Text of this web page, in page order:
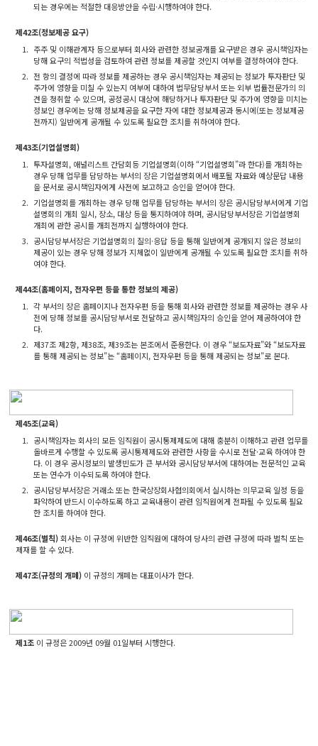
되는 경우에는 적절한 대응방안을 수립·시행하여야 한다.
제42조(정보제공 요구)
1. 주주 및 이해관계자 등으로부터 회사와 관련한 정보공개를 요구받은 경우 공시책임자는
당해 요구의 적법성을 검토하여 관련 정보를 제공할 것인지 여부를 결정하여야 한다.
2. 전 항의 결정에 따라 정보를 제공하는 경우 공시책임자는 제공되는 정보가 투자판단 및
주가에 영향을 미칠 수 있는지 여부에 대하여 법무담당부서 또는 외부 법률전문가의 의
견을 청취할 수 있으며, 공정공시 대상에 해당하거나 투자판단 및 주가에 영향을 미치는
정보인 경우에는 당해 정보제공을 요구한 자에 대한 정보제공과 동시에(또는 정보제공
전까지) 일반에게 공개될 수 있도록 필요한 조치를 취하여야 한다.
제43조(기업설명회)
1. 투자설명회, 애널리스트 간담회등 기업설명회(이하 “기업설명회”라 한다)를 개최하는
경우 당해 업무를 담당하는 부서의 장은 기업설명회에서 배포될 자료와 예상문답 내용
을 문서로 공시책임자에게 사전에 보고하고 승인을 얻어야 한다.
2. 기업설명회를 개최하는 경우 당해 업무를 담당하는 부서의 장은 공시담당부서에게 기업
설명회의 개최 일시, 장소, 대상 등을 통지하여야 하며, 공시담당부서장은 기업설명회
개최에 관한 공시를 개최전까지 실행하여야 한다.
3. 공시담당부서장은 기업설명회의 질의·응답 등을 통해 일반에게 공개되지 않은 정보의
제공이 있는 경우 당해 정보가 지체없이 일반에게 공개될 수 있도록 필요한 조치를 취하
여야 한다.
제44조(홈페이지, 전자우편 등을 통한 정보의 제공)
1. 각 부서의 장은 홈페이지나 전자우편 등을 통해 회사와 관련한 정보를 제공하는 경우 사
전에 당해 정보를 공시담당부서로 전달하고 공시책임자의 승인을 얻어 제공하여야 한
다.
2. 제37조 제2항, 제38조, 제39조는 본조에서 준용한다. 이 경우 “보도자료”와 “보도자료
를 통해 제공되는 정보”는 “홈페이지, 전자우편 등을 통해 제공되는 정보”로 본다.
제45조(교육)
1. 공시책임자는 회사의 모든 임직원이 공시통제제도에 대해 충분히 이해하고 관련 업무를
올바르게 수행할 수 있도록 공시통제제도와 관련한 사항을 수시로 전달·교육 하여야 한
다. 이 경우 공시정보의 발생빈도가 큰 부서와 공시담당부서에 대하여는 전문적인 교육
또는 연수가 이수되도록 하여야 한다.
2. 공시담당부서장은 거래소 또는 한국상장회사협의회에서 실시하는 의무교육 일정 등을
파악하여 반드시 이수하도록 하고 교육내용이 관련 임직원에게 전파될 수 있도록 필요
한 조치를 하여야 한다.
제46조(벌칙)회사는 이 규정에 위반한 임직원에 대하여 당사의 관련 규정에 따라 벌칙 또는
제재를 할 수 있다.
제47조(규정의 개폐) 이 규정의 개폐는 대표이사가 한다.
제1조 이 규정은 2009년 09월 01일부터 시행한다.